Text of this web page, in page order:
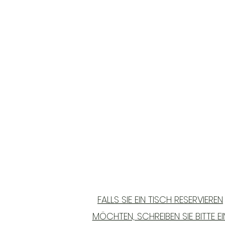
FALLS SIE EIN TISCH RESERVIEREN
MÖCHTEN, SCHREIBEN SIE BITTE